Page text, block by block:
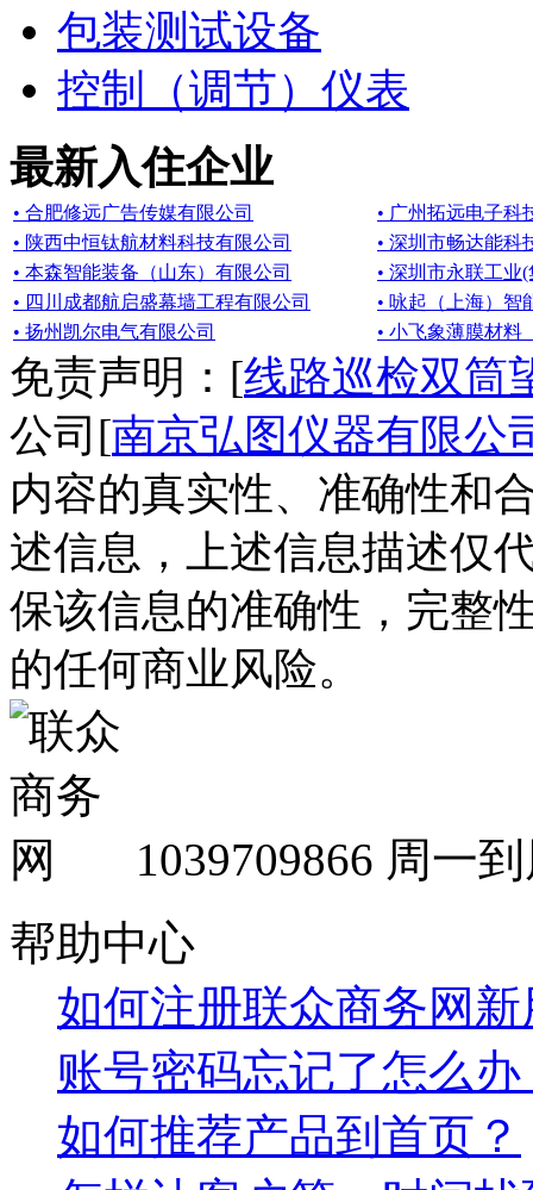
包装测试设备
控制（调节）仪表
最新入住企业
• 合肥修远广告传媒有限公司
• 广州拓远电子科
• 陕西中恒钛航材料科技有限公司
• 深圳市畅达能科
• 本森智能装备（山东）有限公司
• 深圳市永联工业
• 四川成都航启盛幕墙工程有限公司
• 咏起（上海）智
• 扬州凯尔电气有限公司
• 小飞象薄膜材料
免责声明：[线路巡检双筒
公司[南京弘图仪器有限公
内容的真实性、准确性和
述信息，上述信息描述仅
保该信息的准确性，完整
的任何商业风险。
1039709866 周一
帮助中心
如何注册联众商务网
账号密码忘记了怎么办
如何推荐产品到首页？